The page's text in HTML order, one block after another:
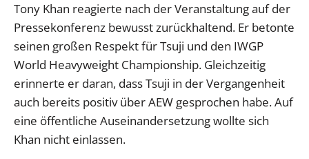
Tony Khan reagierte nach der Veranstaltung auf der
Pressekonferenz bewusst zurückhaltend. Er betonte
seinen großen Respekt für Tsuji und den IWGP
World Heavyweight Championship. Gleichzeitig
erinnerte er daran, dass Tsuji in der Vergangenheit
auch bereits positiv über AEW gesprochen habe. Auf
eine öffentliche Auseinandersetzung wollte sich
Khan nicht einlassen.